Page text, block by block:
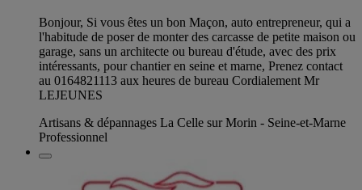
Bonjour, Si vous êtes un bon Maçon, auto entrepreneur, qui a
l'habitude de poser de monter des carcasse de petite maison ou
garage, sans un architecte ou bureau d'étude, avec des prix
intéressants, pour chantier en seine et marne, Prenez contact
au 0164821113 aux heures de bureau Cordialement Mr
LEJEUNES
Artisans & dépannages La Celle sur Morin - Seine-et-Marne
Professionnel